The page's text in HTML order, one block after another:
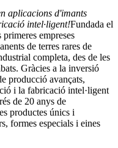
aplicacions d'imants
intel·ligent!Fundada el
empreses
de terres rares de
completa, des de les
Gràcies a la inversió
producció avançats,
i la fabricació intel·ligent
de 20 anys de
productes únics i
formes especials i eines